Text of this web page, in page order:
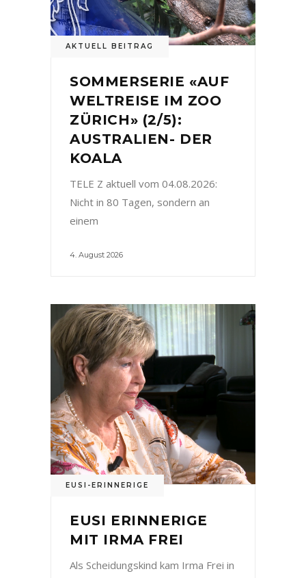
AKTUELL BEITRAG
SOMMERSERIE «AUF
WELTREISE IM ZOO
ZÜRICH» (2/5):
AUSTRALIEN- DER
KOALA
TELE Z aktuell vom 04.08.2026:
Nicht in 80 Tagen, sondern an
einem
4. August 2026
EUSI-ERINNERIGE
EUSI ERINNERIGE
MIT IRMA FREI
Als Scheidungskind kam Irma Frei in